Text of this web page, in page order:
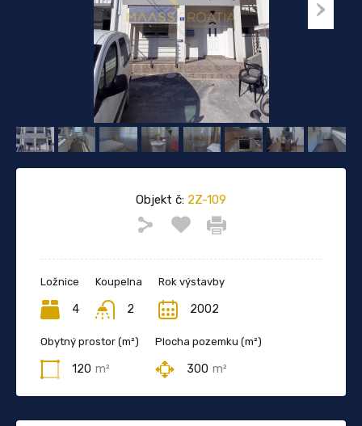
Objekt č: 2Z-109
Ložnice
4
Koupelna
2
Rok výstavby
2002
Obytný prostor (m²)
120 m²
Plocha pozemku (m²)
300 m²